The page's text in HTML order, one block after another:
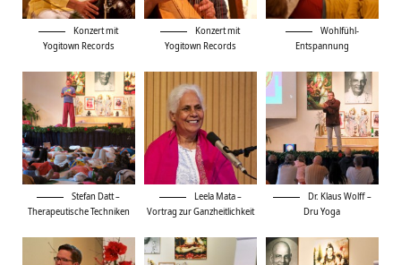
Konzert mit
Yogitown Records
Konzert mit
Yogitown Records
Wohlfühl-
Entspannung
Stefan Datt –
Therapeutische Techniken
Leela Mata –
Vortrag zur Ganzheitlichkeit
Dr. Klaus Wolff –
Dru Yoga